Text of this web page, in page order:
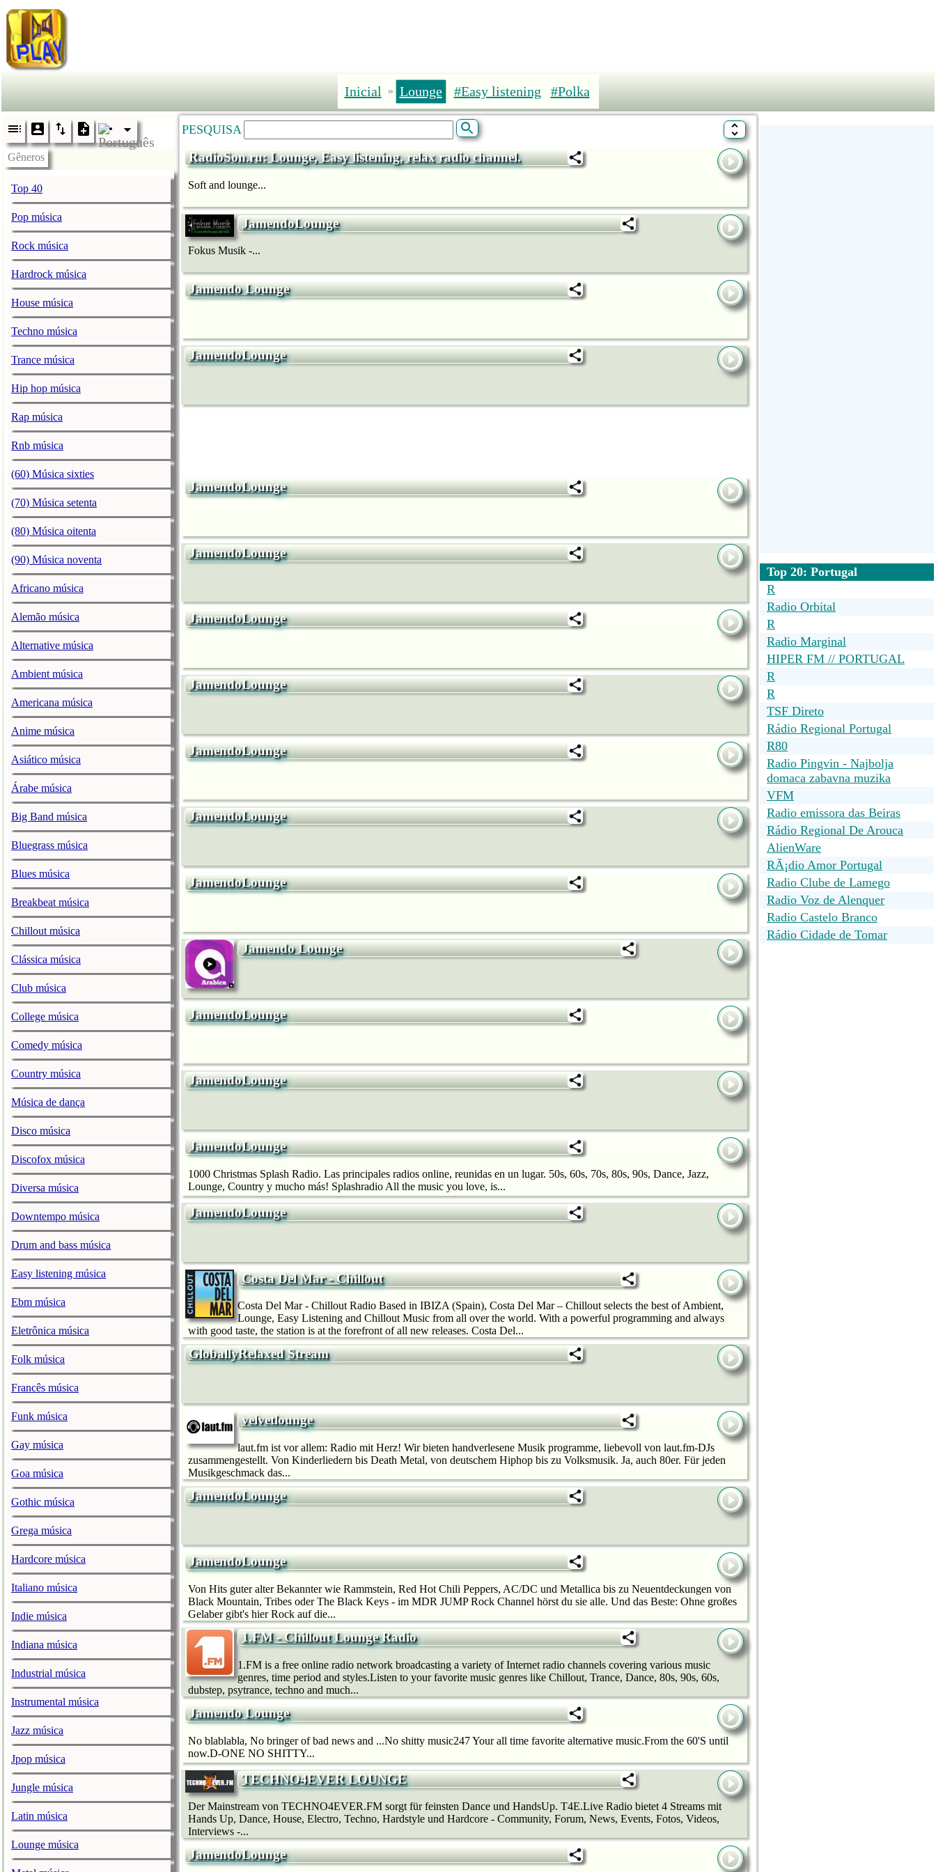
Inicial » Lounge #Easy listening #Polka
Gêneros
Top 40
Pop música
Rock música
Hardrock música
House música
Techno música
Trance música
Hip hop música
Rap música
Rnb música
(60) Música sixties
(70) Música setenta
(80) Música oitenta
(90) Música noventa
Africano música
Alemão música
Alternative música
Ambient música
Americana música
Anime música
Asiático música
Árabe música
Big Band música
Bluegrass música
Blues música
Breakbeat música
Chillout música
Clássica música
Club música
College música
Comedy música
Country música
Música de dança
Disco música
Discofox música
Diversa música
Downtempo música
Drum and bass música
Easy listening música
Ebm música
Eletrônica música
Folk música
Francês música
Funk música
Gay música
Goa música
Gothic música
Grega música
Hardcore música
Italiano música
Indie música
Indiana música
Industrial música
Instrumental música
Jazz música
Jpop música
Jungle música
Latin música
Lounge música
PESQUISA
RadioSon.ru: Lounge, Easy listening, relax radio channel.
Soft and lounge...
JamendoLounge
Fokus Musik -...
Jamendo Lounge
JamendoLounge
JamendoLounge
JamendoLounge
JamendoLounge
JamendoLounge
JamendoLounge
JamendoLounge
JamendoLounge
Jamendo Lounge
JamendoLounge
JamendoLounge
JamendoLounge
1000 Christmas Splash Radio. Las principales radios online, reunidas en un lugar. 50s, 60s, 70s, 80s, 90s, Dance, Jazz,
Lounge, Country y mucho más! Splashradio All the music you love, is...
JamendoLounge
Costa Del Mar - Chillout
Costa Del Mar - Chillout Radio Based in IBIZA (Spain), Costa Del Mar – Chillout selects the best of Ambient,
Lounge, Easy Listening and Chillout Music from all over the world. With a powerful programming and always
with good taste, the station is at the forefront of all new releases. Costa Del...
GloballyRelaxed Stream
velvetlounge
laut.fm ist vor allem: Radio mit Herz! Wir bie­ten handverlesene Musik programme, liebevoll von laut.fm-DJs
zusammengestellt. Von Kinderliedern bis Death Metal, von deutschem Hip­hop bis zu Volksmusik. Ja, auch 80er. Für jeden
Musikgeschmack das...
JamendoLounge
JamendoLounge
Von Hits guter alter Bekannter wie Rammstein, Red Hot Chili Peppers, AC/DC und Metallica bis zu Neuentdeckungen von
Black Mountain, Tribes oder The Black Keys - im MDR JUMP Rock Channel hörst du sie alle. Und das Beste: Ohne großes
Gelaber gibt's hier Rock auf die...
1.FM - Chillout Lounge Radio
1.FM is a free online radio network broadcasting a variety of Internet radio channels covering various music
genres, time period and styles.Listen to your favorite music genres like Chillout, Trance, Dance, 80s, 90s, 60s,
dubstep, psytrance, techno and much...
Jamendo Lounge
No blablabla, No bringer of bad news and ...No shitty music247 Your all time favorite alternative music.From the 60'S until
now.D-ONE NO SHITTY...
TECHNO4EVER LOUNGE
Der Mainstream von TECHNO4EVER.FM sorgt für feinsten Dance und HandsUp. T4E.Live Radio bietet 4 Streams mit
Hands Up, Dance, House, Electro, Techno, Hardstyle und Hardcore - Community, Forum, News, Events, Fotos, Videos,
Interviews -...
JamendoLounge
Top 20: Portugal
R
Radio Orbital
R
Radio Marginal
HIPER FM // PORTUGAL
R
R
TSF Direto
Rádio Regional Portugal
R80
Radio Pingvin - Najbolja
domaca zabavna muzika
VFM
Radio emissora das Beiras
Rádio Regional De Arouca
AlienWare
RÃ¡dio Amor Portugal
Radio Clube de Lamego
Radio Voz de Alenquer
Radio Castelo Branco
Rádio Cidade de Tomar